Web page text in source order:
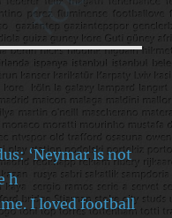
‘Neymar is not
h
I loved football